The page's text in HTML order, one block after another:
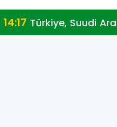
14:17 Türkiye, Suudi